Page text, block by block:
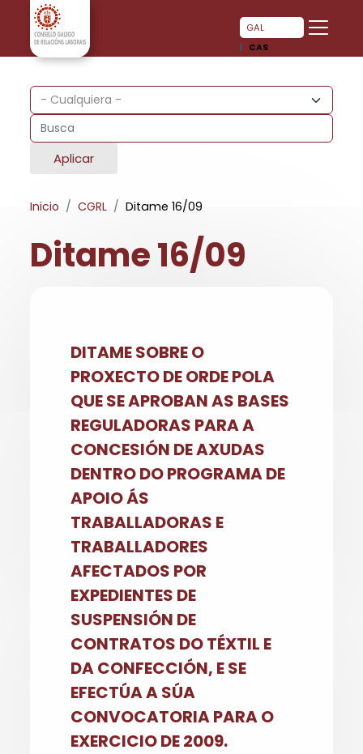
Pasar al contenido principal
GAL
CAS
Aplicar
Inicio CGRL Ditame 16/09
Ditame 16/09
DITAME SOBRE O
PROXECTO DE ORDE POLA
QUE SE APROBAN AS BASES
REGULADORAS PARA A
CONCESIÓN DE AXUDAS
DENTRO DO PROGRAMA DE
APOIO ÁS
TRABALLADORAS E
TRABALLADORES
AFECTADOS POR
EXPEDIENTES DE
SUSPENSIÓN DE
CONTRATOS DO TÉXTIL E
DA CONFECCIÓN, E SE
EFECTÚA A SÚA
CONVOCATORIA PARA O
EXERCICIO DE 2009.